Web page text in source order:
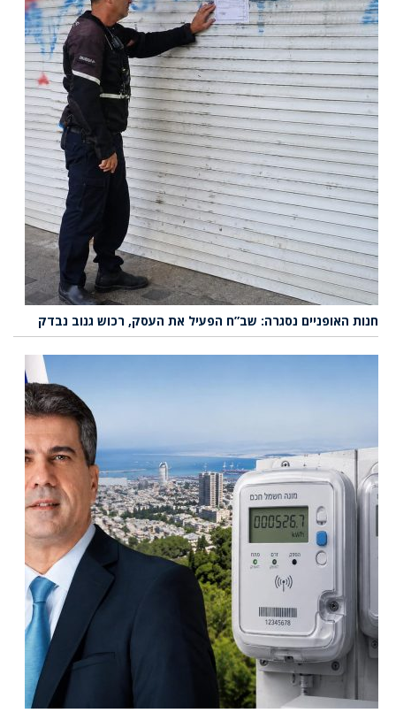
חנות האופניים נסגרה: שב”ח הפעיל את העסק, רכוש גנוב נבדק